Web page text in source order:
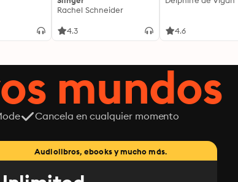
Rachel Schneider
4.3 4.6
mundos
Cancela en cualquier momento
Audiolibros, ebooks y mucho más.